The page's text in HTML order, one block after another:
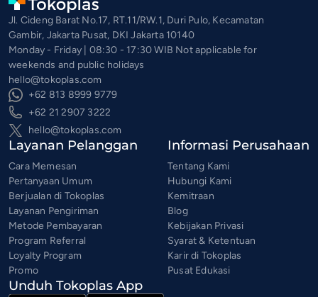
Jl. Cideng Barat No.17, RT.11/RW.1, Duri Pulo, Kecamatan
Gambir, Jakarta Pusat, DKI Jakarta 10140
Monday - Friday | 08:30 - 17:30 WIB Not applicable for
weekends and public holidays
hello@tokoplas.com
+62 813 8999 9779
+62 21 2907 3222
hello@tokoplas.com
Layanan Pelanggan
Cara Memesan
Pertanyaan Umum
Berjualan di Tokoplas
Layanan Pengiriman
Metode Pembayaran
Program Referral
Loyalty Program
Promo
Informasi Perusahaan
Tentang Kami
Hubungi Kami
Kemitraan
Blog
Kebijakan Privasi
Syarat & Ketentuan
Karir di Tokoplas
Pusat Edukasi
Unduh Tokoplas App